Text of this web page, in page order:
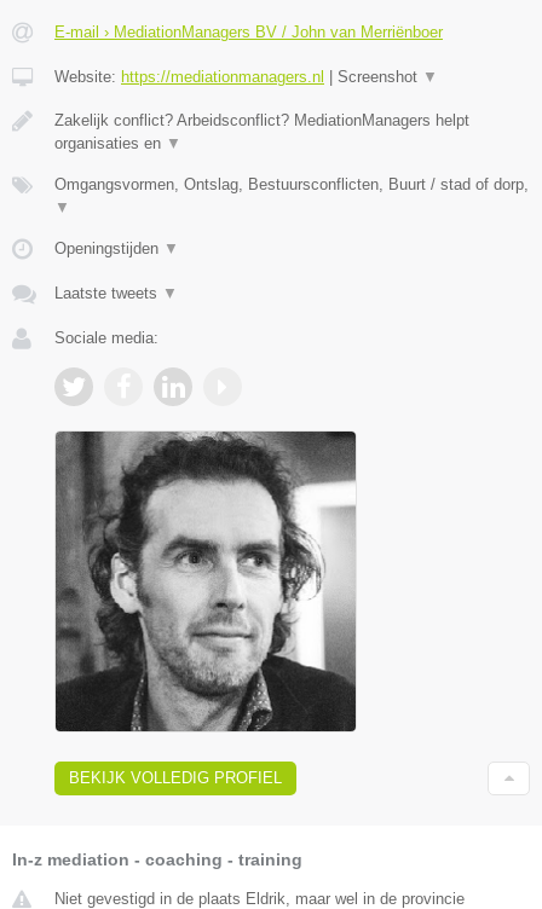
E-mail › MediationManagers BV / John van Merriënboer
Website: https://mediationmanagers.nl Screenshot ▼
Zakelijk conflict? Arbeidsconflict? MediationManagers helpt
organisaties en ▼
Omgangsvormen, Ontslag, Bestuursconflicten, Buurt / stad of dorp,
▼
Openingstijden ▼
Laatste tweets ▼
Sociale media:
BEKIJK VOLLEDIG PROFIEL
In-z mediation - coaching - training
Niet gevestigd in de plaats Eldrik, maar wel in de provincie